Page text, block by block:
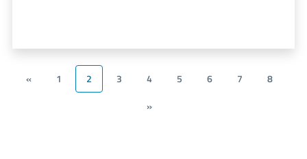
« 1 2 3 4 5 6 7
8
»